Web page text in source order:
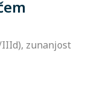
IIId), zunanjost